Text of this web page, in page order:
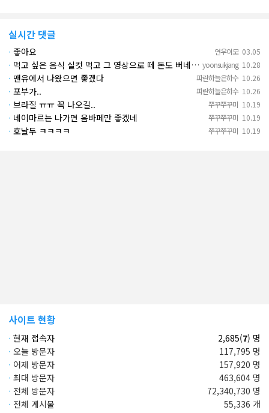
실시간 댓글
연우이모 03.05
· 좋아요
yoonsukjang 10.28
· 먹고 싶은 음식 실컷 먹고 그 영상으로 떼 돈도 버네 ㄷㄷ. 하고 싶은 것만 하고 부자되네.
파란하늘은하수 10.26
· 맨유에서 나왔으면 좋겠다
파란하늘은하수 10.26
· 포부가..
쭈꾸쭈꾸미 10.19
· 브라질 ㅠㅠ 꼭 나오길..
쭈꾸쭈꾸미 10.19
· 네이마르는 나가면 음바페만 좋겠네
쭈꾸쭈꾸미 10.19
· 호날두 ㅋㅋㅋㅋ
사이트 현황
· 현재 접속자 2,685(7) 명
· 오늘 방문자
117,795 명
· 어제 방문자
157,920 명
· 최대 방문자
463,604 명
· 전체 방문자
72,340,730 명
· 전체 게시물
55,336 개